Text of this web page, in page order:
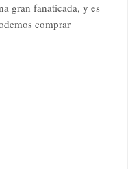
gran fanaticada, y es
comprar